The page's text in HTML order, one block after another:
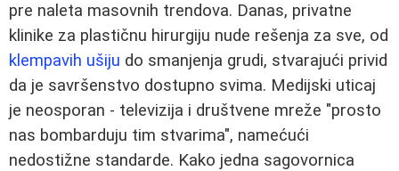
pre naleta masovnih trendova. Danas, privatne
klinike za plastičnu hirurgiju nude rešenja za sve, od
klempavih ušiju do smanjenja grudi, stvarajući privid
da je savršenstvo dostupno svima. Medijski uticaj
je neosporan - televizija i društvene mreže "prosto
nas bombarduju tim stvarima", namećući
nedostižne standarde. Kako jedna sagovornica